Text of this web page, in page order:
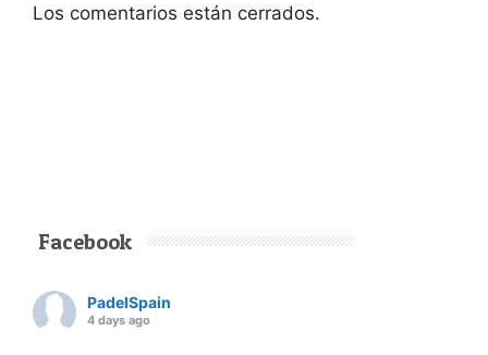
Los comentarios están cerrados.
Facebook
PadelSpain
4 days ago